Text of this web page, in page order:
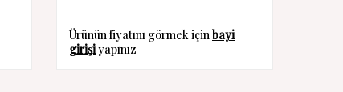
Ürünün fiyatını görmek içinbayi
girişiyapınız